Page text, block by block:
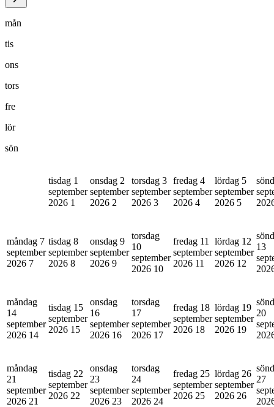
mån
tis
ons
tors
fre
lör
sön
tisdag 1
september
2026 1
onsdag 2
september
2026 2
torsdag 3
september
2026 3
fredag 4
september
2026 4
lördag 5
september
2026 5
måndag 7
september
2026 7
tisdag 8
september
2026 8
onsdag 9
september
2026 9
torsdag
10
september
2026 10
fredag 11
september
2026 11
lördag 12
september
2026 12
13
måndag
14
september
2026 14
tisdag 15
september
2026 15
onsdag
16
september
2026 16
torsdag
17
september
2026 17
fredag 18
september
2026 18
lördag 19
september
2026 19
20
måndag
21
september
2026 21
tisdag 22
september
2026 22
onsdag
23
september
2026 23
torsdag
24
september
2026 24
fredag 25
september
2026 25
lördag 26
september
2026 26
27